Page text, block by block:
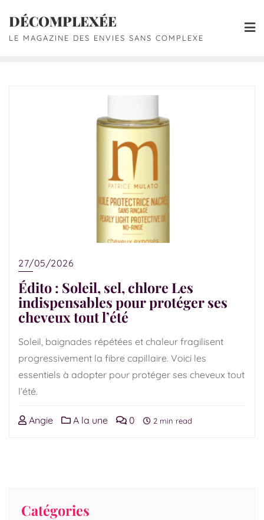
DÉCOMPLEXÉE
LE MAGAZINE DES ENVIES SANS COMPLEXE
27/05/2026
Édito : Soleil, sel, chlore Les
indispensables pour protéger ses
cheveux tout l’été
Soleil, baignades répétées et chaleur fragilisent
progressivement la fibre capillaire. Voici les
essentiels à adopter pour protéger ses cheveux tout
l’été.
Angie A la une 0 2 min read
Catégories